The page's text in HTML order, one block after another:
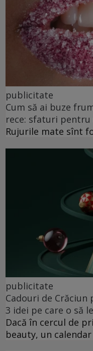
publicitate
Cum să ai buze
rece: sfaturi
Rujurile mate sînt
publicitate
Cadouri de
3 idei pe care o să
Dacă în cercul de
beauty, un